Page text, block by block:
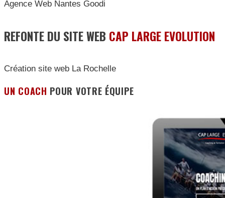
Agence Web Nantes Goodi
REFONTE DU SITE WEB CAP LARGE EVOLUTION
Création site web La Rochelle
UN COACH POUR VOTRE ÉQUIPE